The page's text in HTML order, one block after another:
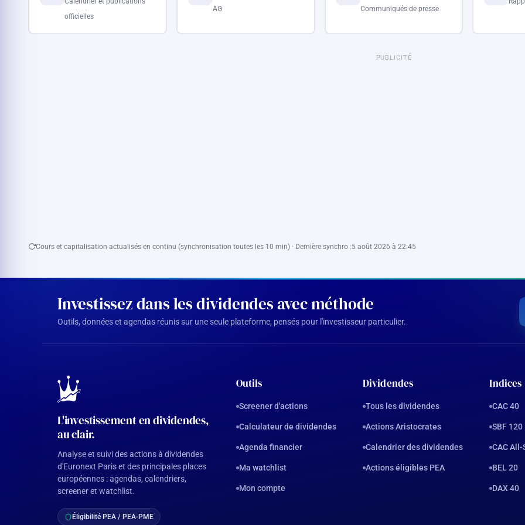
officielles
AG
Communiqués de presse
PUBLICITÉ
Cours et capitalisation actualisés en continu (synchronisation toutes les 10 min) · Dernière synchro :5 août 2026 à 22:45
Investissez dans les dividendes avec méthode
Outils, données et agendas réunis sur une seule plateforme, pensés pour l'investisseur particulier.
L'investissement en dividendes,
au clair.
Analyse et suivi des actions à dividendes
d'Euronext Paris et des principales places
européennes : agendas, calendriers,
screener et watchlist.
Éligibilité PEA / PEA-PME
Outils
Screener d'actions
Calculateur de dividendes
Agenda financier
Ma watchlist
Mon compte
Dividendes
Tous les dividendes
Actions Aristocrates
Calendrier des dividendes
Actions éligibles PEA
Indices
CAC 40
SBF 120
CAC
BEL 20
DAX 40